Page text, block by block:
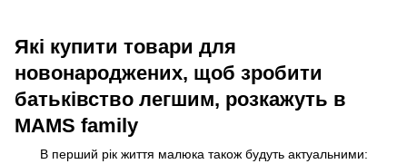
Які купити товари для
новонароджених, щоб зробити
батьківство легшим, розкажуть в
MAMS family
В перший рік життя малюка також будуть актуальними: